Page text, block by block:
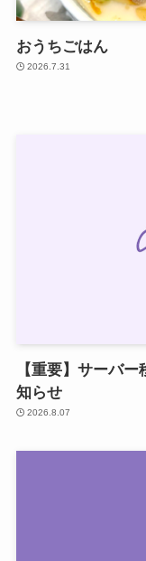
おうちごはん
2026.7.31
【重要】サーバ
知らせ
2026.8.07